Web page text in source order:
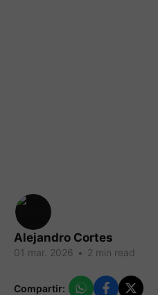
Alejandro Cortes
01 mar. 2026 • 2 min read
Compartir: